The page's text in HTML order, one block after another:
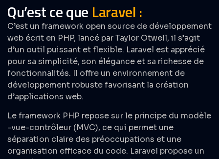
Qu’est ce que Laravel :
C’est un framework open source de développement
web écrit en PHP, lancé par Taylor Otwell, il s’agit
d’un outil puissant et flexible. Laravel est apprécié
pour sa simplicité, son élégance et sa richesse de
fonctionnalités. Il offre un environnement de
développement robuste favorisant la création
d’applications web.
Le framework PHP repose sur le principe du modèle
-vue-contrôleur (MVC), ce qui permet une
séparation claire des préoccupations et une
organisation efficace du code. Laravel propose un